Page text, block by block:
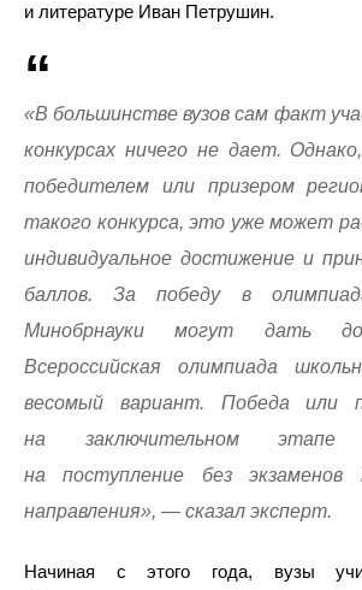
и литературе Иван Петрушин.
«В большинстве вузов сам факт
конкурсах ничего не дает.
победителем или призером
такого конкурса, это уже может
индивидуальное достижение и
баллов. За победу в
Минобрнауки могут дать
Всероссийская олимпиада
весомый вариант. Победа или
на заключительном
на поступление без экзаменов
направления», — сказал эксперт.
Начиная с этого года, вузы